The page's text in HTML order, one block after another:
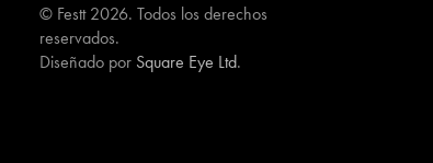
© Festt 2026. Todos los derechos
reservados.
Diseñado por Square Eye Ltd.